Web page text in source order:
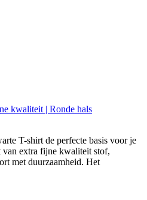
kwaliteit | Ronde hals
T-shirt de perfecte basis voor je
van extra fijne kwaliteit stof,
met duurzaamheid. Het